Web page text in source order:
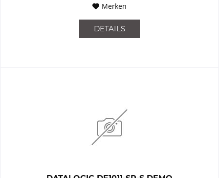
Merken
DETAILS